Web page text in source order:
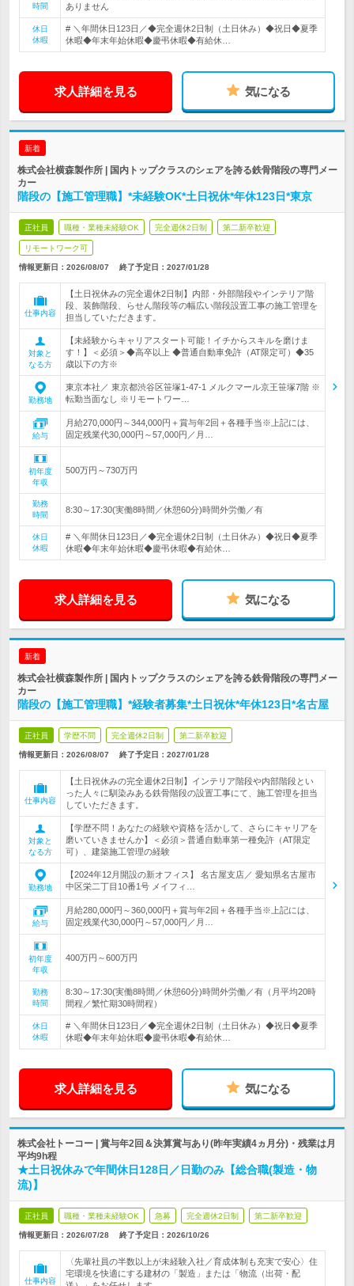
時間
ありません
休日
休暇
# ＼年間休日123日／◆完全週休2日制（土日休み）◆祝日◆夏季
休暇◆年末年始休暇◆慶弔休暇◆有給休…
求人詳細を見る 気になる
新着
株式会社横森製作所 | 国内トップクラスのシェアを誇る鉄骨階段の専門メー
カー
階段の【施工管理職】*未経験OK*土日祝休*年休123日*東京
正社員 職種・業種未経験OK 完全週休2日制 第二新卒歓迎
リモートワーク可
情報更新日：2026/08/07 終了予定日： 2027/01/28
仕事内容
【土日祝休みの完全週休2日制】内部・外部階段やインテリア階
段、装飾階段、らせん階段等の幅広い階段設置工事の施工管理を
担当していただきます。
対象と
なる方
【未経験からキャリアスタート可能！イチからスキルを磨けま
す！】＜必須＞◆高卒以上 ◆普通自動車免許（AT限定可）◆35
歳以下の方※
勤務地
東京本社／ 東京都渋谷区笹塚1-47-1 メルクマール京王笹塚7階 ※
転勤当面なし ※リモートワー…
給与
月給270,000円～344,000円＋賞与年2回＋各種手当※上記には、
固定残業代30,000円～57,000円／月…
初年度
年収
500万円～730万円
勤務
時間
8:30～17:30(実働8時間／休憩60分)時間外労働／有
休日
休暇
# ＼年間休日123日／◆完全週休2日制（土日休み）◆祝日◆夏季
休暇◆年末年始休暇◆慶弔休暇◆有給休…
求人詳細を見る 気になる
新着
株式会社横森製作所 | 国内トップクラスのシェアを誇る鉄骨階段の専門メー
カー
階段の【施工管理職】*経験者募集*土日祝休*年休123日*名古屋
正社員 学歴不問 完全週休2日制 第二新卒歓迎
情報更新日：2026/08/07 終了予定日： 2027/01/28
仕事内容
【土日祝休みの完全週休2日制】インテリア階段や内部階段とい
った人々に馴染みある鉄骨階段の設置工事にて、施工管理を担当
していただきます。
対象と
なる方
【学歴不問！あなたの経験や資格を活かして、さらにキャリアを
磨いていきませんか】＜必須＞普通自動車第一種免許（AT限定
可）、建築施工管理の経験
勤務地
【2024年12月開設の新オフィス】 名古屋支店／ 愛知県名古屋市
中区栄二丁目10番1号 メイフィ…
給与
月給280,000円～360,000円＋賞与年2回＋各種手当※上記には、
固定残業代30,000円～57,000円／月…
初年度
年収
400万円～600万円
勤務
時間
8:30～17:30(実働8時間／休憩60分)時間外労働／有（月平均20時
間程／繁忙期30時間程）
休日
休暇
# ＼年間休日123日／◆完全週休2日制（土日休み）◆祝日◆夏季
休暇◆年末年始休暇◆慶弔休暇◆有給休…
求人詳細を見る 気になる
株式会社トーコー | 賞与年2回＆決算賞与あり(昨年実績4ヵ月分)・残業は月
平均9h程
★土日祝休みで年間休日128日／日勤のみ【総合職(製造・物
流)】
正社員 職種・業種未経験OK 急募 完全週休2日制 第二新卒歓迎
情報更新日：2026/07/28 終了予定日： 2026/10/26
仕事内容
〈先輩社員の半数以上が未経験入社／育成体制も充実で安心〉住
宅環境を快適にする建材の「製造」または「物流（出荷・配